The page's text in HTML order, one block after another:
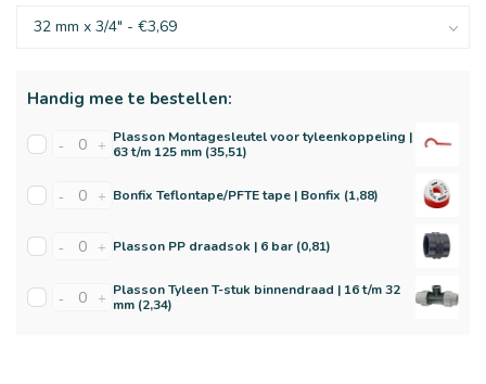
Handig mee te bestellen:
- + Plasson Montagesleutel voor tyleenkoppeling |
63 t/m 125 mm (35,51)
- + Bonfix Teflontape/PFTE tape | Bonfix (1,88)
- + Plasson PP draadsok | 6 bar (0,81)
- + Plasson Tyleen T-stuk binnendraad | 16 t/m 32
mm (2,34)